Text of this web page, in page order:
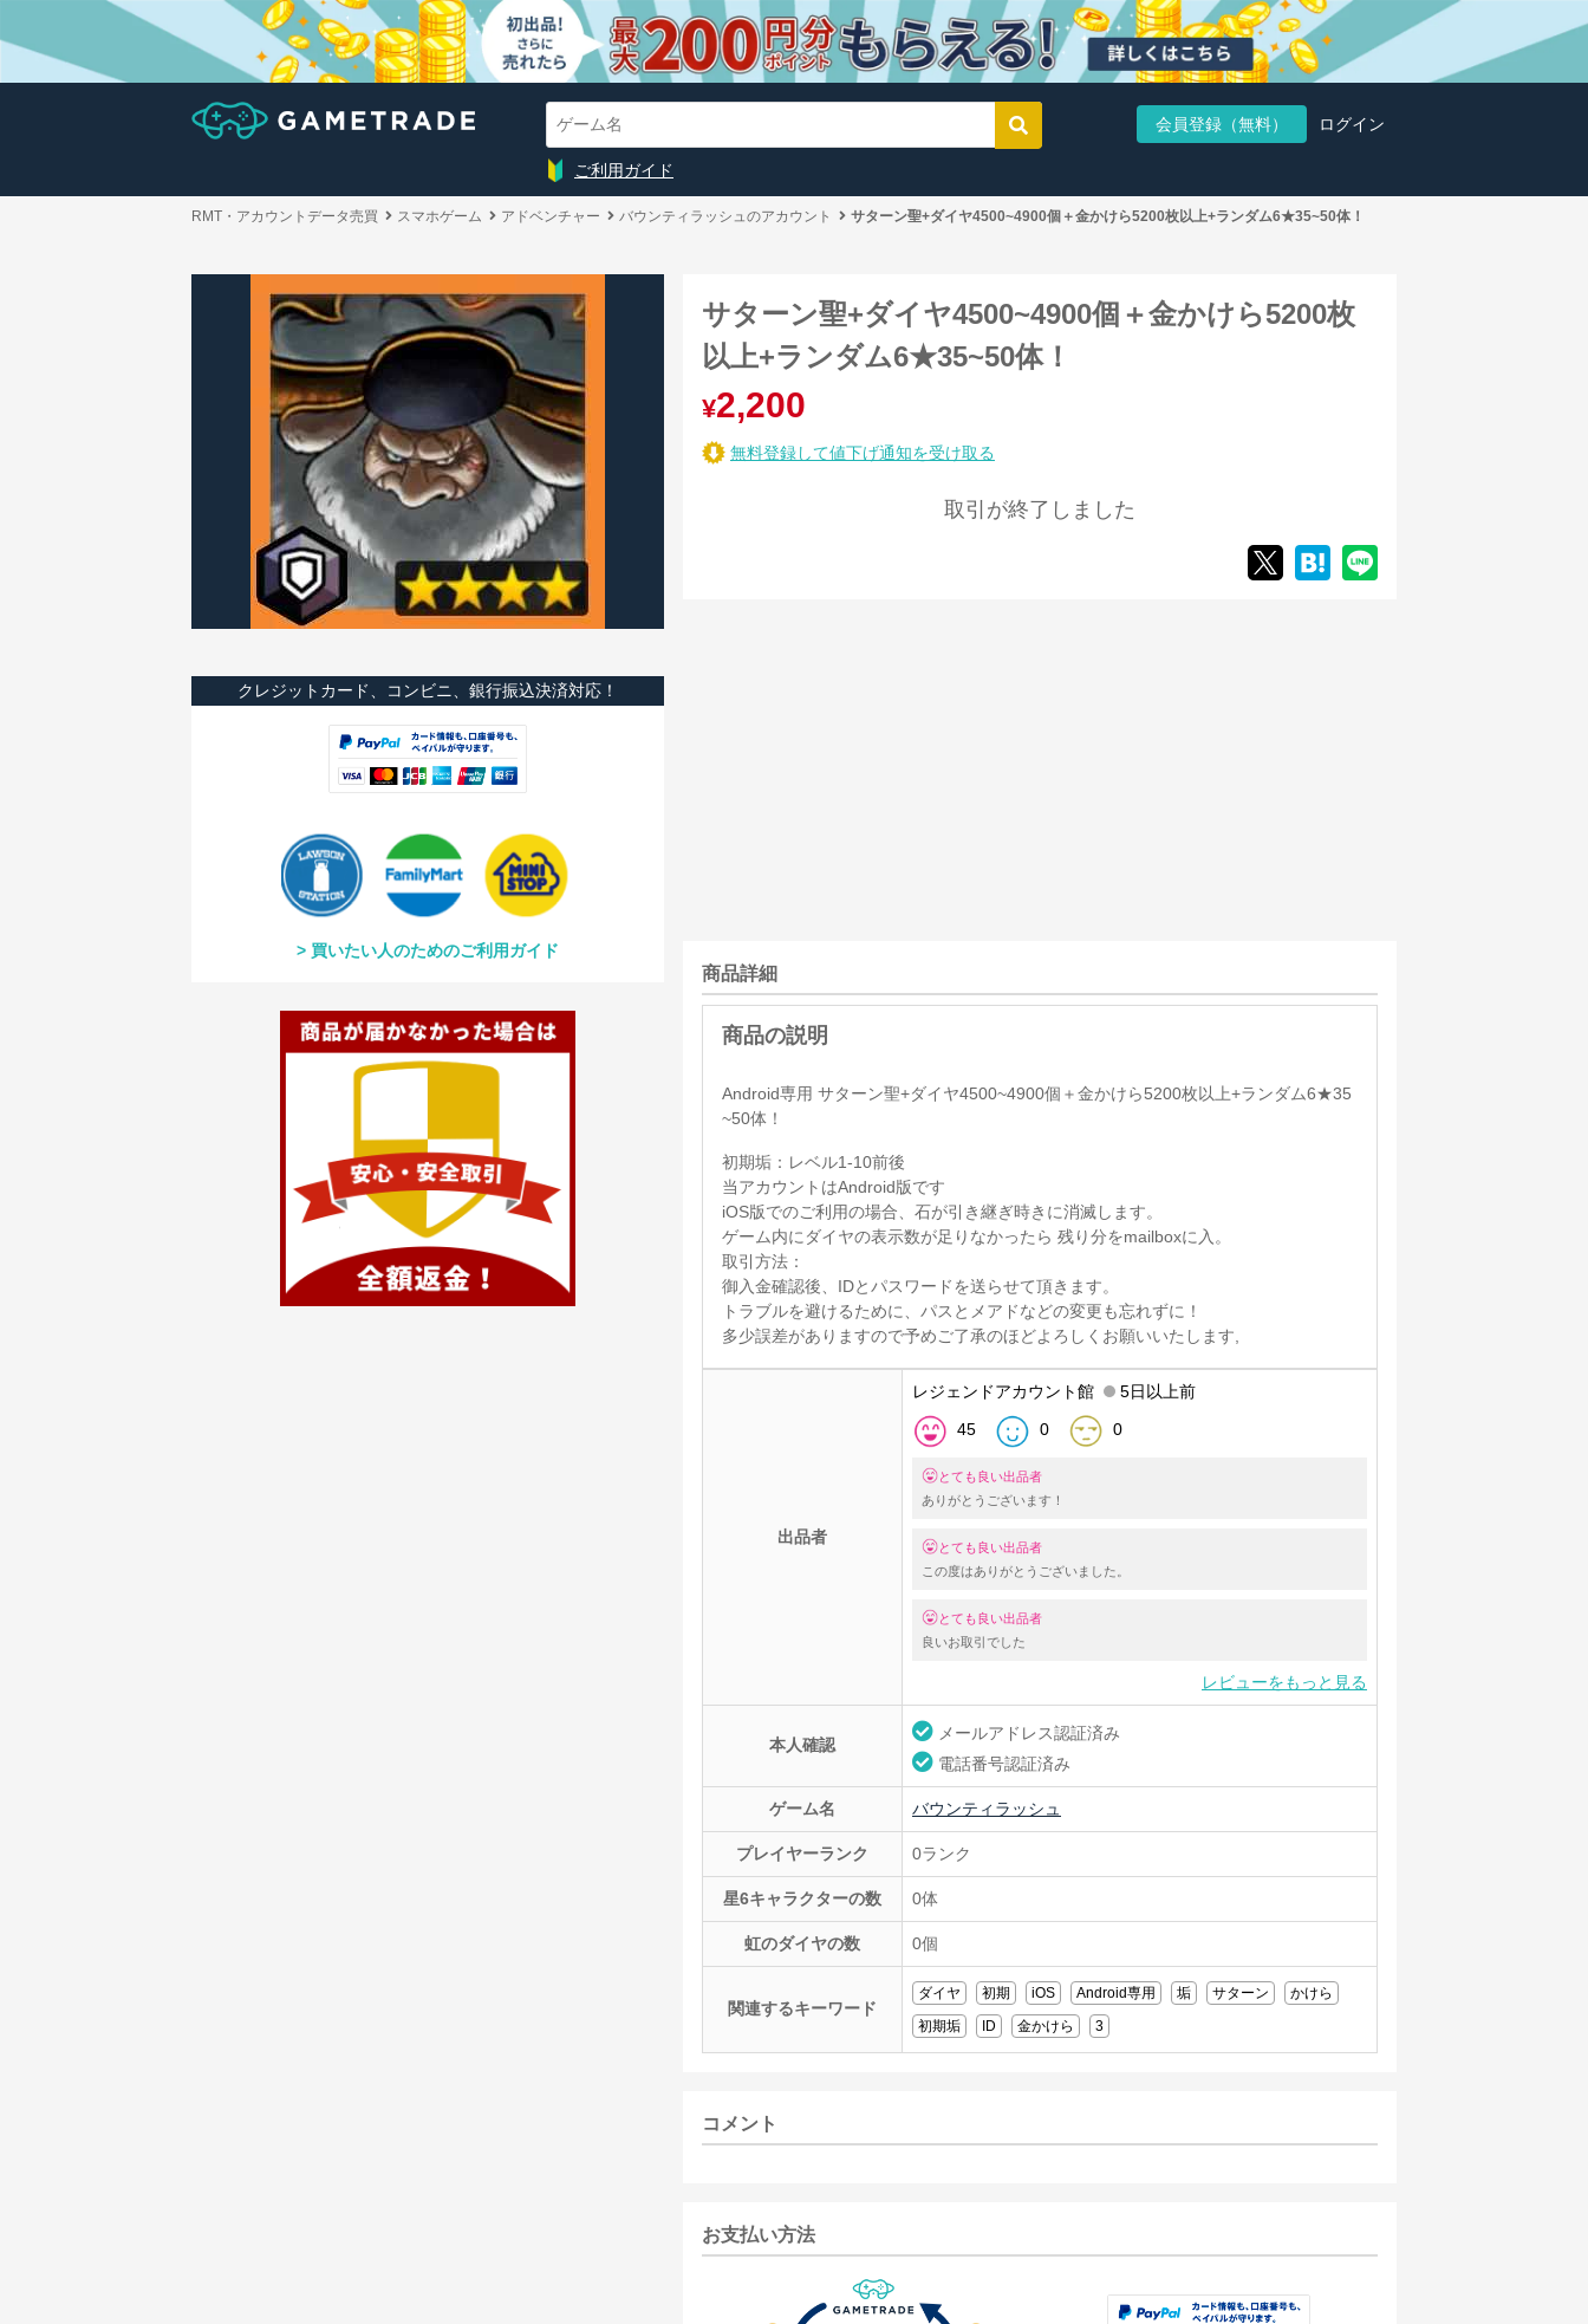
会員登録（無料） ログイン
ご利用ガイド
RMT・アカウントデータ売買 スマホゲーム アドベンチャー バウンティラッシュのアカウント サターン聖+ダイヤ4500~4900個＋金かけら5200枚以上+ランダム6★35~50体！
クレジットカード、コンビニ、銀行振込決済対応！
買いたい人のためのご利用ガイド
サターン聖+ダイヤ4500~4900個＋金かけら5200枚
以上+ランダム6★35~50体！
¥2,200
無料登録して値下げ通知を受け取る
取引が終了しました
商品詳細
Android専用 サターン聖+ダイヤ4500~4900個＋金かけら5200枚以上+ランダム6★35
~50体！
初期垢：レベル1-10前後
当アカウントはAndroid版です
iOS版でのご利用の場合、石が引き継ぎ時きに消滅します。
ゲーム内にダイヤの表示数が足りなかったら 残り分をmailboxに入。
取引方法：
御入金確認後、IDとパスワードを送らせて頂きます。
トラブルを避けるために、パスとメアドなどの変更も忘れずに！
多少誤差がありますので予めご了承のほどよろしくお願いいたします,
出品者
レジェンドアカウント館 5日以上前
45 0 0
とても良い出品者
ありがとうございます！
とても良い出品者
この度はありがとうございました。
とても良い出品者
良いお取引でした
レビューをもっと見る
本人確認
メールアドレス認証済み
電話番号認証済み
ゲーム名 バウンティラッシュ
プレイヤーランク 0ランク
星6キャラクターの数 0体
虹のダイヤの数 0個
関連するキーワード
ダイヤ 初期 iOS Android専用 垢 サターン
かけら
初期垢
ID 金かけら 3
コメント
お支払い方法